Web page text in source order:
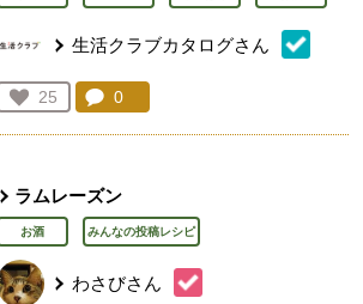
生活クラブカタログさん
お気に入り登録：
25
人が登録
コメント：
0
ラムレーズン
お酒 みんなの投稿レシピ
わさびさん